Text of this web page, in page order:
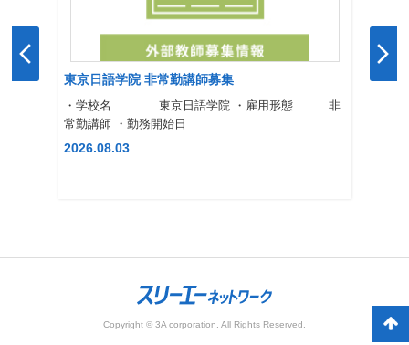
東京日語学院 非常勤講師募集
・学校名 東京日語学院 ・雇用形態 非
常勤講師 ・勤務開始日
2026.08.03
Copyright © 3A corporation. All Rights Reserved.